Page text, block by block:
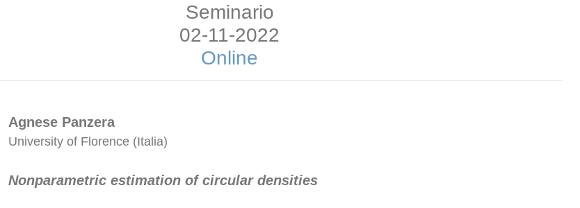
Seminario
02-11-2022
Online
Agnese Panzera
University of Florence (Italia)
Nonparametric estimation of circular densities